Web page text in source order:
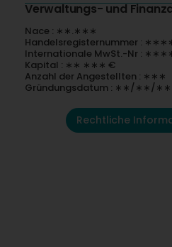
Verwaltungs- und
Nace : ∗∗.∗∗∗
Handelsregisternummer :
Internationale MwSt.-Nr :
Kapital : ∗∗ ∗∗∗ €
Anzahl der Angestellten : ∗∗∗
Gründungsdatum : ∗∗/∗∗/
Rechtliche